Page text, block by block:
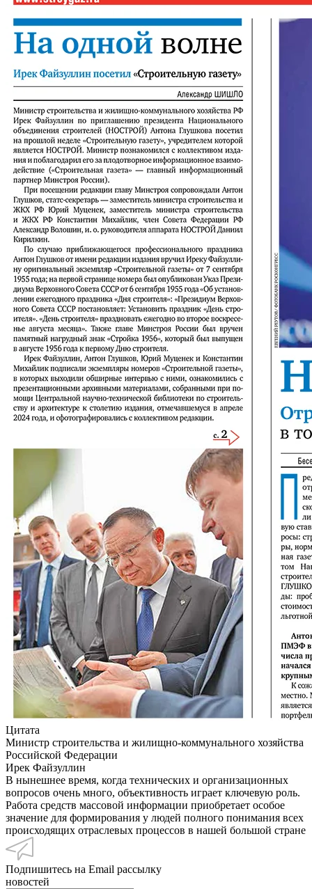
Цитата
Министр строительства и жилищно-коммунального хозяйства
Российской Федерации
Ирек Файзуллин
В нынешнее время, когда технических и организационных
вопросов очень много, объективность играет ключевую роль.
Работа средств массовой информации приобретает особое
значение для формирования у людей полного понимания всех
происходящих отраслевых процессов в нашей большой стране
Подпишитесь на Email рассылку
новостей